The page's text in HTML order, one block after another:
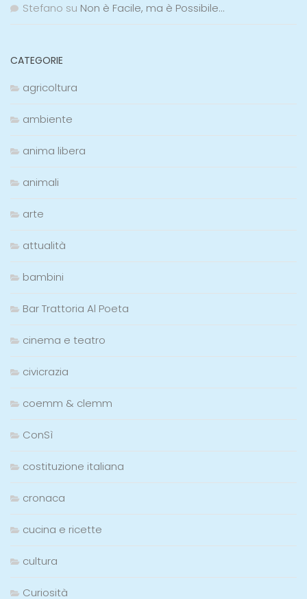
Stefano su Non è Facile, ma è Possibile…
CATEGORIE
agricoltura
ambiente
anima libera
animali
arte
attualità
bambini
Bar Trattoria Al Poeta
cinema e teatro
civicrazia
coemm & clemm
ConSì
costituzione italiana
cronaca
cucina e ricette
cultura
Curiosità